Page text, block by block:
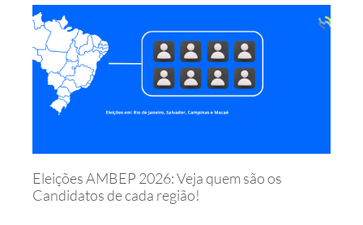
Eleições AMBEP 2026: Veja quem são os
Candidatos de cada região!